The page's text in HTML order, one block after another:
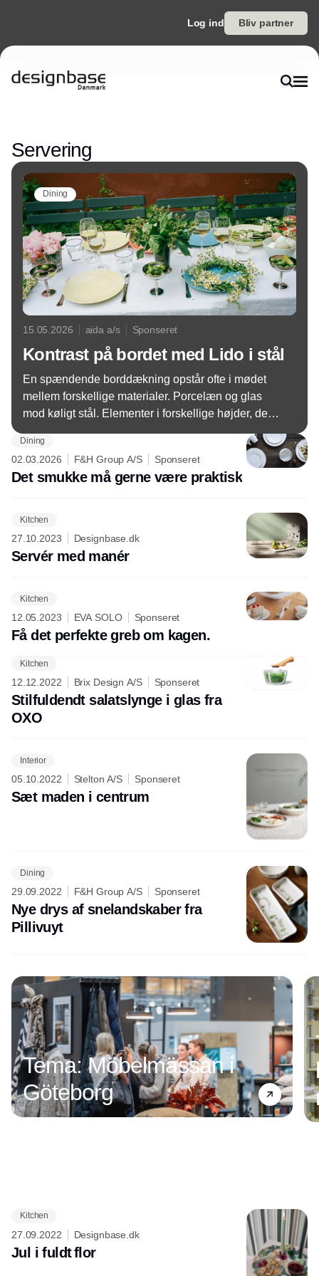
Log ind Bliv partner
Servering
Dining
15.05.2026 aida a/s Sponseret
Kontrast på bordet med Lido i stål
En spændende borddækning opstår ofte i mødet
mellem forskellige materialer. Porcelæn og glas
mod køligt stål. Elementer i forskellige højder, der
netop skabt til at tilføre bordet kontrast og et køligt
modspil til de øvrige farverige elementer fra LIFE IN
COLOUR.
Dining
02.03.2026 F&H Group A/S Sponseret
Det smukke må gerne være praktisk
Kitchen
27.10.2023 Designbase.dk
Servér med manér
Kitchen
12.05.2023 EVA SOLO Sponseret
Få det perfekte greb om kagen.
Kitchen
12.12.2022 Brix Design A/S Sponseret
Stilfuldendt salatslynge i glas fra
OXO
Interior
05.10.2022 Stelton A/S Sponseret
Sæt maden i centrum
Dining
29.09.2022 F&H Group A/S Sponseret
Nye drys af snelandskaber fra
Pillivuyt
Tema: Möbelmässan i
Göteborg
Kitchen
27.09.2022 Designbase.dk
Jul i fuldt flor